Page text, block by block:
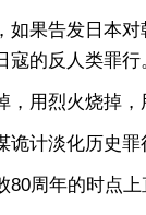
告发日本对
的反人类罪行
用烈火烧掉，
淡化历史罪
周年的时点上